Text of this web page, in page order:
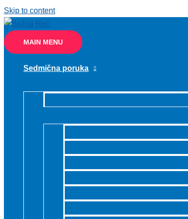
Skip to content
MAIN MENU
Sedmična poruka